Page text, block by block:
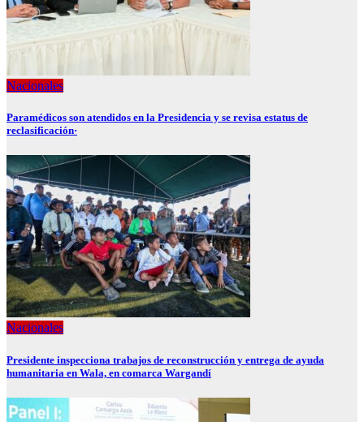
Nacionales
Paramédicos son atendidos en la Presidencia y se revisa estatus de
reclasificación·
Nacionales
Presidente inspecciona trabajos de reconstrucción y entrega de ayuda
humanitaria en Wala, en comarca Wargandí